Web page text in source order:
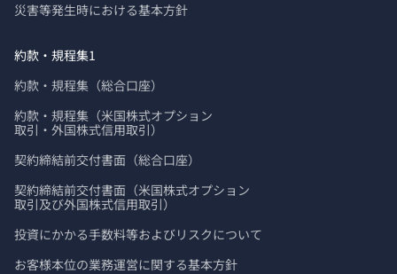
災害等発生時における基本方針
約款・規程集1
約款・規程集（総合口座）
約款・規程集（米国株式オプション
取引・外国株式信用取引）
契約締結前交付書面（総合口座）
契約締結前交付書面（米国株式オプション
取引及び外国株式信用取引）
投資にかかる手数料等およびリスクについて
お客様本位の業務運営に関する基本方針